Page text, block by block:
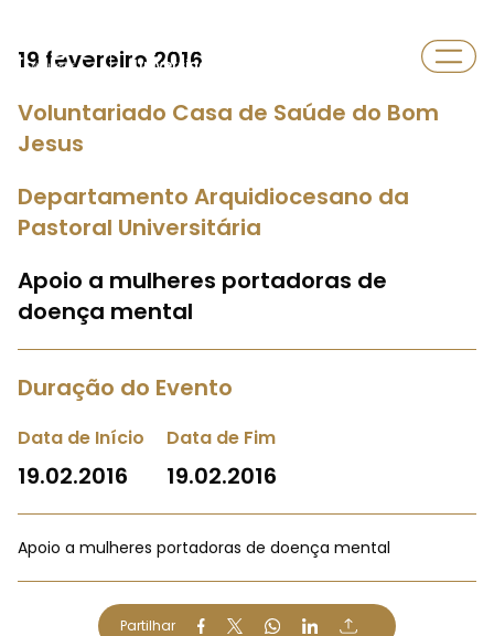
Departamento
Universidade
19 fevereiro 2016
Voluntariado Casa de Saúde do Bom
Jesus
Departamento Arquidiocesano da
Pastoral Universitária
Apoio a mulheres portadoras de
doença mental
Duração do Evento
Data de Início
19.02.2016
Data de Fim
19.02.2016
Apoio a mulheres portadoras de doença mental
Partilhar